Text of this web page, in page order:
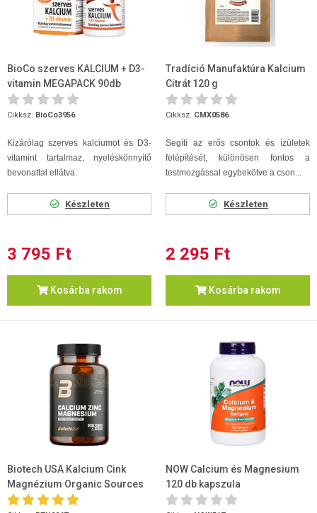
BioCo szerves KALCIUM + D3-
vitamin MEGAPACK 90db
Cikksz. BioCo3956
Kizárólag szerves kalciumot és D3-
vitamint tartalmaz, nyeléskönnyítő
bevonattal ellátva.
Készleten
3 795 Ft
Kosárba rakom
Tradíció Manufaktúra Kalcium
Citrát 120 g
Cikksz. CMX0586
Segíti az erős csontok és ízületek
felépítését, különösen fontos a
testmozgással egybekötve a cson...
Készleten
2 295 Ft
Kosárba rakom
Biotech USA Kalcium Cink
Magnézium Organic Sources
90db tabletta
NOW Calcium és Magnesium
120 db kapszula